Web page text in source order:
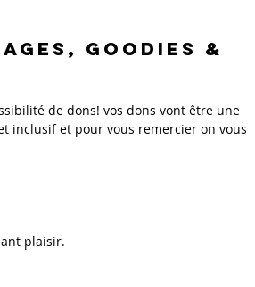
GOODIES &
de dons! vos dons vont être une
inclusif et pour vous remercier on vous
plaisir.